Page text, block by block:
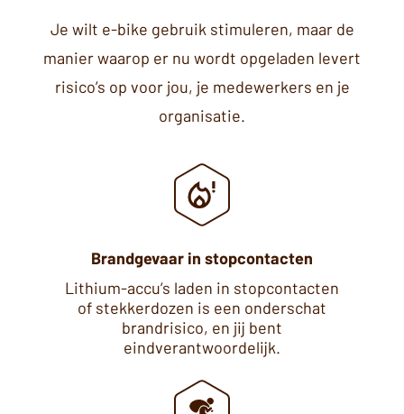
Je wilt e-bike gebruik stimuleren, maar de
manier waarop er nu wordt opgeladen levert
risico’s op voor jou, je medewerkers en je
organisatie.
Brandgevaar in stopcontacten
Lithium-accu’s laden in stopcontacten
of stekkerdozen is een onderschat
brandrisico, en jij bent
eindverantwoordelijk.